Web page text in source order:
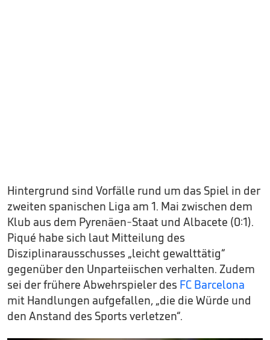
Hintergrund sind Vorfälle rund um das Spiel in der
zweiten spanischen Liga am 1. Mai zwischen dem
Klub aus dem Pyrenäen-Staat und Albacete (0:1).
Piqué habe sich laut Mitteilung des
Disziplinarausschusses „leicht gewalttätig“
gegenüber den Unparteiischen verhalten. Zudem
sei der frühere Abwehrspieler des FC Barcelona
mit Handlungen aufgefallen, „die die Würde und
den Anstand des Sports verletzen“.